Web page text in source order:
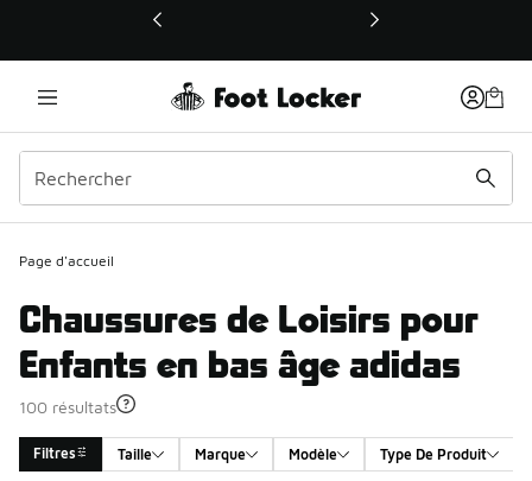
Ce lien ouvrira une nouvelle fenêtre
Page d'accueil
Chaussures de Loisirs pour
Enfants en bas âge adidas
100 résultats
Filtres Taille Marque Modèle Type De Produit